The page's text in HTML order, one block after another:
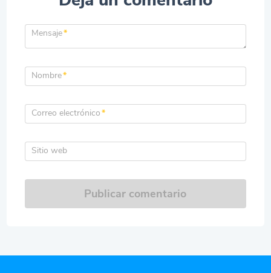
Mensaje*
Nombre*
Correo electrónico*
Sitio web
Publicar comentario